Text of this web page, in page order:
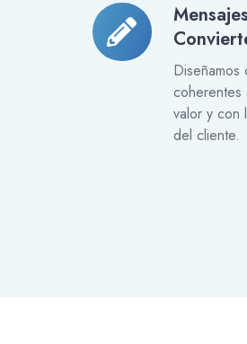
Diseñamos
valor y con
del cliente.
Mensajes
que
Convierten